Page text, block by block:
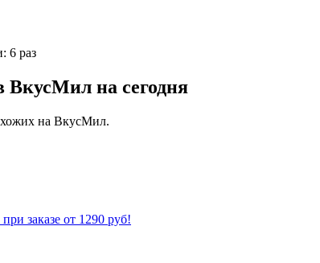
6 раз
на сегодня
на ВкусМил.
заказе от 1290 руб!